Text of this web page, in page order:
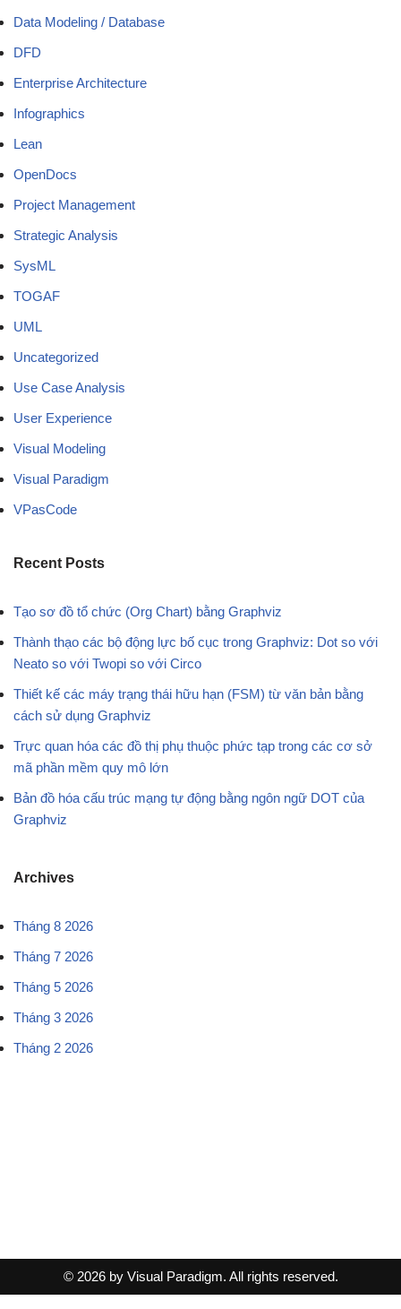
Data Modeling / Database
DFD
Enterprise Architecture
Infographics
Lean
OpenDocs
Project Management
Strategic Analysis
SysML
TOGAF
UML
Uncategorized
Use Case Analysis
User Experience
Visual Modeling
Visual Paradigm
VPasCode
Recent Posts
Tạo sơ đồ tổ chức (Org Chart) bằng Graphviz
Thành thạo các bộ động lực bố cục trong Graphviz: Dot so với
Neato so với Twopi so với Circo
Thiết kế các máy trạng thái hữu hạn (FSM) từ văn bản bằng
cách sử dụng Graphviz
Trực quan hóa các đồ thị phụ thuộc phức tạp trong các cơ sở
mã phần mềm quy mô lớn
Bản đồ hóa cấu trúc mạng tự động bằng ngôn ngữ DOT của
Graphviz
Archives
Tháng 8 2026
Tháng 7 2026
Tháng 5 2026
Tháng 3 2026
Tháng 2 2026
© 2026 by Visual Paradigm. All rights reserved.